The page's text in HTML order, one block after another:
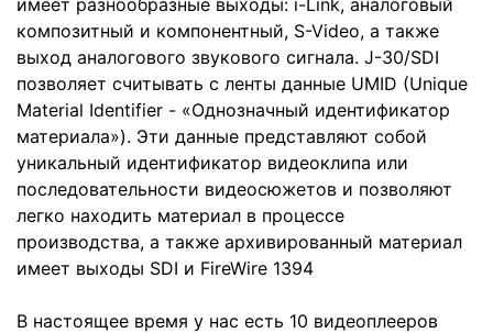
имеет разнообразные выходы: i-Link, аналоговый
композитный и компонентный, S-Video, а также
выход аналогового звукового сигнала. J-30/SDI
позволяет считывать с ленты данные UMID (Unique
Material Identifier - «Однозначный идентификатор
материала»). Эти данные представляют собой
уникальный идентификатор видеоклипа или
последовательности видеосюжетов и позволяют
легко находить материал в процессе
производства, а также архивированный материал
имеет выходы SDI и FireWire 1394
В настоящее время у нас есть 10 видеоплееров